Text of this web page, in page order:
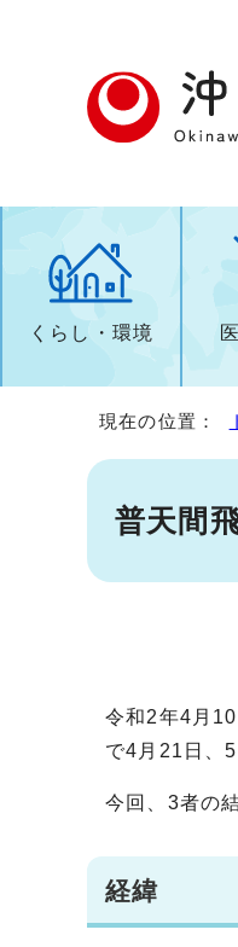
くらし・環境
現在の位置：
普天間
令和2年4月
で4月21日、
今回、3者の
経緯